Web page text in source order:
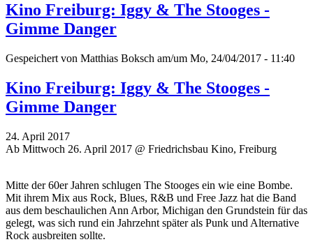
Kino Freiburg: Iggy & The Stooges -
Gimme Danger
Gespeichert von Matthias Boksch am/um Mo, 24/04/2017 - 11:40
Kino Freiburg: Iggy & The Stooges -
Gimme Danger
24. April 2017
Ab Mittwoch 26. April 2017 @ Friedrichsbau Kino, Freiburg
Mitte der 60er Jahren schlugen The Stooges ein wie eine Bombe.
Mit ihrem Mix aus Rock, Blues, R&B und Free Jazz hat die Band
aus dem beschaulichen Ann Arbor, Michigan den Grundstein für das
gelegt, was sich rund ein Jahrzehnt später als Punk und Alternative
Rock ausbreiten sollte.